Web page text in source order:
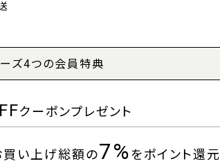
ズ4つの会員特典
クーポンプレゼント
い上げ総額の7%をポイント還元